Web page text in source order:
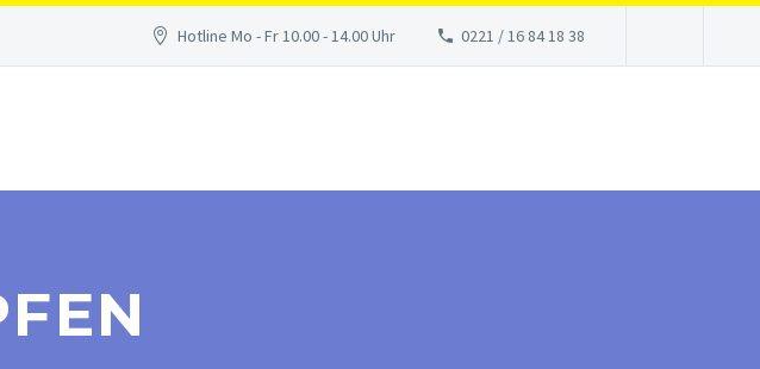
Hotline Mo - Fr 10.00 - 14.00 Uhr 0221 / 16 84 18 38